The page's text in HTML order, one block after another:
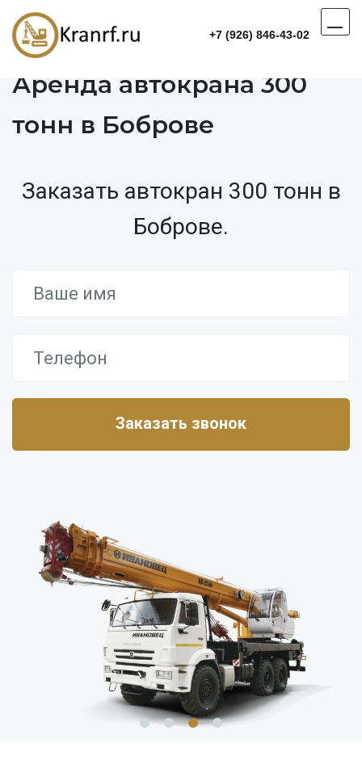
+7 (926) 846-43-02
Аренда автокрана 300
тонн в Боброве
Заказать автокран 300 тонн в
Боброве.